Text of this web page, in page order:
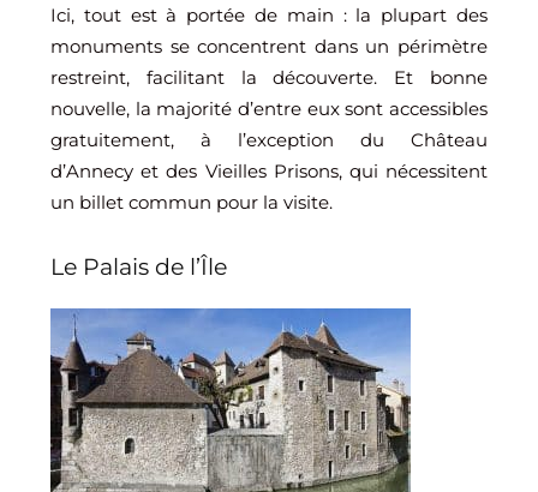
Ici, tout est à portée de main : la plupart des
monuments se concentrent dans un périmètre
restreint, facilitant la découverte. Et bonne
nouvelle, la majorité d’entre eux sont accessibles
gratuitement, à l’exception du Château
d’Annecy et des Vieilles Prisons, qui nécessitent
un billet commun pour la visite.
Le Palais de l’Île